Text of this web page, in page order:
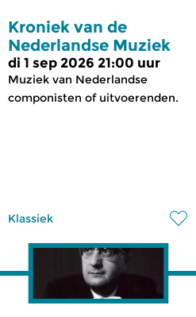
Kroniek van de
Nederlandse Muziek
di 1 sep 2026 21:00 uur
Muziek van Nederlandse
componisten of uitvoerenden.
Klassiek